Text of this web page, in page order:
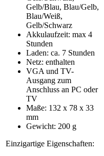
Gelb/Blau, Blau/Gelb,
Blau/Weiß,
Gelb/Schwarz
Akkulaufzeit: max 4
Stunden
Laden: ca. 7 Stunden
Netz: enthalten
VGA und TV-
Ausgang zum
Anschluss an PC oder
TV
Maße: 132 x 78 x 33
mm
Gewicht: 200 g
Einzigartige Eigenschaften: